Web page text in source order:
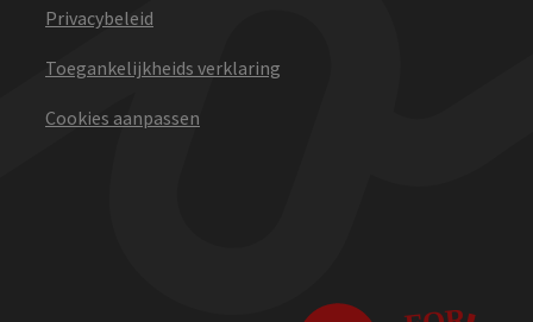
Privacybeleid
Toegankelijkheids verklaring
Cookies aanpassen